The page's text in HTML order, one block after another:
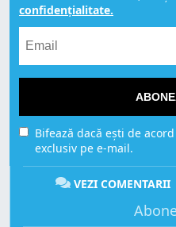
confidențialitate.
Bifează dacă ești de
exclusiv pe e-mail.
VEZI COMENTARII